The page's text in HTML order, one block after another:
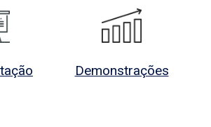
Demonstrações